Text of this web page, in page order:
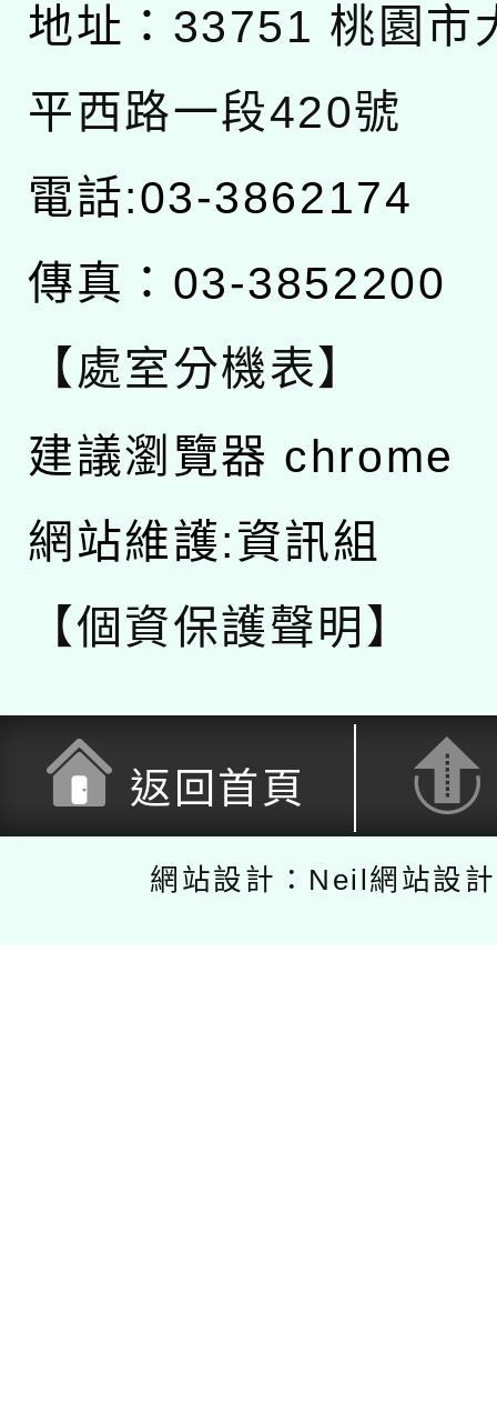
地址： 33751 桃園市
平西路一段420號
電話:03-3862174
傳真：03-3852200
【處室分機表】
建議瀏覽器 chrome
網站維護:資訊組
【個資保護聲明】
返回首頁
網站設計：Neil網站設